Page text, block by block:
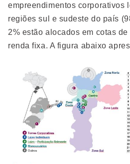
empreendimentos corporativos
regiões sul e sudeste do país
2% estão alocados em cotas
renda fixa. A figura abaixo